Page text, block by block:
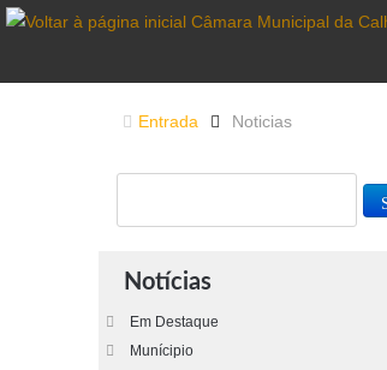
Entrada Noticias
Notícias
Em Destaque
Munícipio